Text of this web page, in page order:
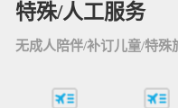
特殊/人工服务
无成人陪伴/补订儿童/特